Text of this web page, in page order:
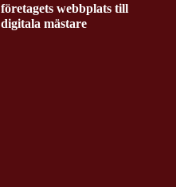
företagets webbplats till
digitala mästare